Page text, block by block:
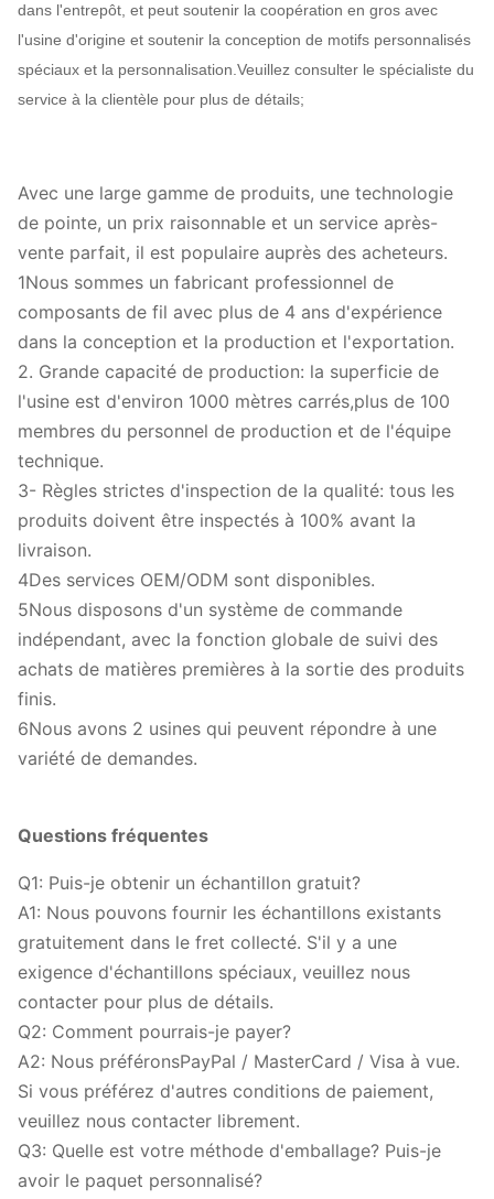
dans l'entrepôt, et peut soutenir la coopération en gros avec
l'usine d'origine et soutenir la conception de motifs personnalisés
spéciaux et la personnalisation.Veuillez consulter le spécialiste du
service à la clientèle pour plus de détails;
Avec une large gamme de produits, une technologie
de pointe, un prix raisonnable et un service après-
vente parfait, il est populaire auprès des acheteurs.
1Nous sommes un fabricant professionnel de
composants de fil avec plus de 4 ans d'expérience
dans la conception et la production et l'exportation.
2. Grande capacité de production: la superficie de
l'usine est d'environ 1000 mètres carrés,plus de 100
membres du personnel de production et de l'équipe
technique.
3- Règles strictes d'inspection de la qualité: tous les
produits doivent être inspectés à 100% avant la
livraison.
4Des services OEM/ODM sont disponibles.
5Nous disposons d'un système de commande
indépendant, avec la fonction globale de suivi des
achats de matières premières à la sortie des produits
finis.
6Nous avons 2 usines qui peuvent répondre à une
variété de demandes.
Questions fréquentes
Q1: Puis-je obtenir un échantillon gratuit?
A1: Nous pouvons fournir les échantillons existants
gratuitement dans le fret collecté. S'il y a une
exigence d'échantillons spéciaux, veuillez nous
contacter pour plus de détails.
Q2: Comment pourrais-je payer?
A2: Nous préféronsPayPal / MasterCard / Visa à vue.
Si vous préférez d'autres conditions de paiement,
veuillez nous contacter librement.
Q3: Quelle est votre méthode d'emballage? Puis-je
avoir le paquet personnalisé?